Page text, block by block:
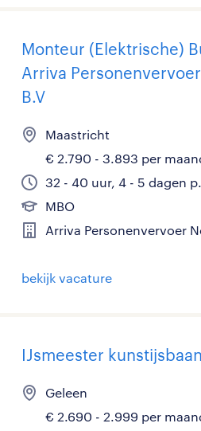
Monteur (Elektrische)
Arriva
B.V
Maastricht
€ 2.790 - 3.893 per
32 - 40 uur, 4 - 5 dagen
MBO
Arriva Personenvervoer
bekijk vacature
IJsmeester kunstijsbaan
Geleen
€ 2.690 - 2.999 per